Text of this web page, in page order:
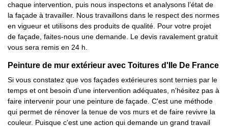
chaque intervention, puis nous inspectons et analysons l’état de
la façade à travailler. Nous travaillons dans le respect des normes
en vigueur et utilisons des produits de qualité. Pour votre projet
de façade, faites-nous une demande. Le devis ravalement gratuit
vous sera remis en 24 h.
Peinture de mur extérieur avec Toitures d'Ile De France
Si vous constatez que vos façades extérieures sont ternies par le
temps et ont besoin d'une intervention adéquates, n'hésitez pas à
faire intervenir pour une peinture de façade. C'est une méthode
qui permet de rénover la tenue de vos murs et de faire revivre la
couleur. Puisque c'est une action qui demande un grand travail